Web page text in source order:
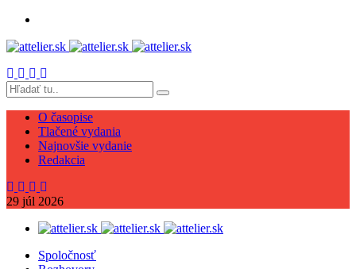
O časopise
Tlačené vydania
Najnovšie vydanie
Redakcia
29 júl 2026
Spoločnosť